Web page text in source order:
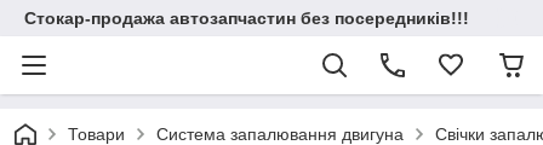
Стокар-продажа автозапчастин без посередників!!!
Товари Система запалювання двигуна Свічки